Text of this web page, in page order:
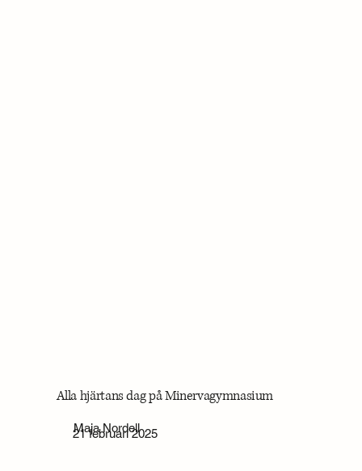
Alla hjärtans dag på Minervagymnasium
Maja Nordell
21 februari 2025